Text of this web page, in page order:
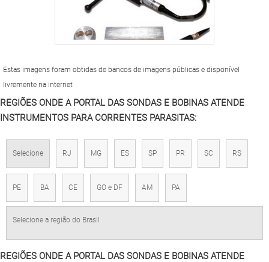
Estas imagens foram obtidas de bancos de imagens públicas e disponível
livremente na internet
REGIÕES ONDE A PORTAL DAS SONDAS E BOBINAS ATENDE
INSTRUMENTOS PARA CORRENTES PARASITAS:
Selecione RJ MG ES SP PR SC RS
PE BA CE GO e DF AM PA
Selecione a região do Brasil
REGIÕES ONDE A PORTAL DAS SONDAS E BOBINAS ATENDE